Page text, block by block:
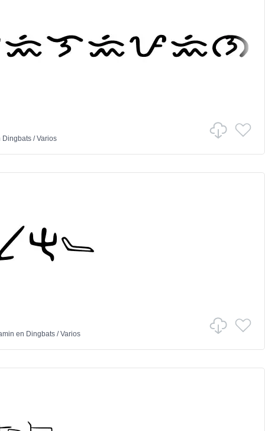
Dingbats/Varios
en Dingbats/Varios